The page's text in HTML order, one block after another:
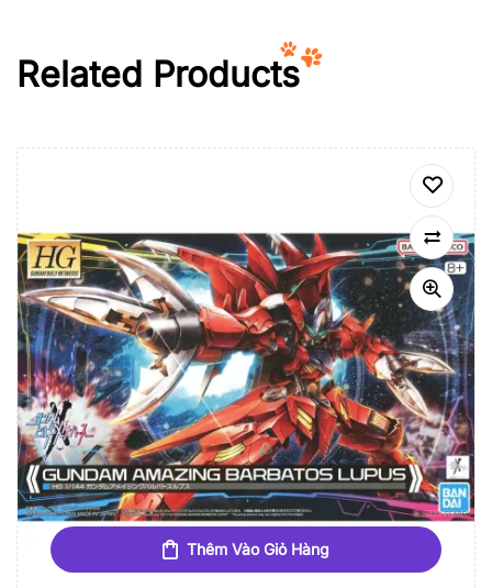
Related Products
Thêm Vào Giỏ Hàng